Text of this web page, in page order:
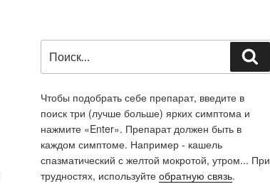
Чтобы подобрать себе препарат, введите в
поиск три (лучше больше) ярких симптома и
нажмите «Enter». Препарат должен быть в
каждом симптоме. Например - кашель
спазматический с желтой мокротой, утром... При
трудностях, используйте обратную связь.